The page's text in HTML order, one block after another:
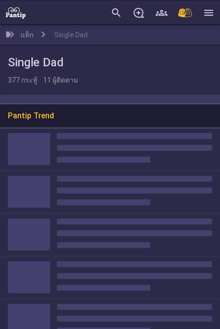
search menu
แท็ก Single Dad
Single Dad
377 กระทู้ 11 ผู้ติดตาม
Pantip Trend